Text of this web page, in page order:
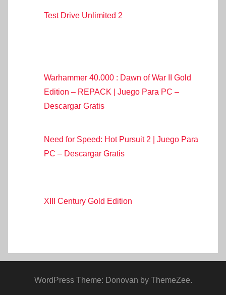
Test Drive Unlimited 2
Warhammer 40.000 : Dawn of War II Gold
Edition – REPACK | Juego Para PC –
Descargar Gratis
Need for Speed: Hot Pursuit 2 | Juego Para
PC – Descargar Gratis
XIII Century Gold Edition
WordPress Theme: Donovan by ThemeZee.